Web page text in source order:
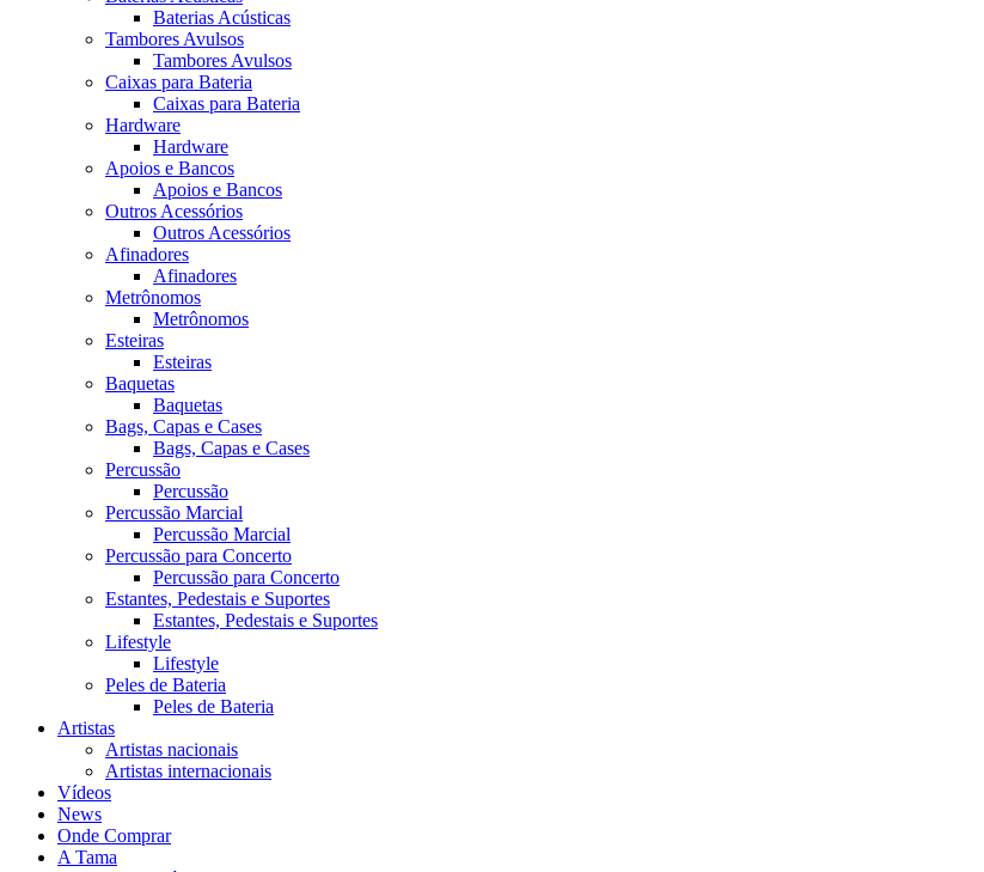
Baterias Acústicas
Tambores Avulsos
Tambores Avulsos
Caixas para Bateria
Caixas para Bateria
Hardware
Hardware
Apoios e Bancos
Apoios e Bancos
Outros Acessórios
Outros Acessórios
Afinadores
Afinadores
Metrônomos
Metrônomos
Esteiras
Esteiras
Baquetas
Baquetas
Bags, Capas e Cases
Bags, Capas e Cases
Percussão
Percussão
Percussão Marcial
Percussão Marcial
Percussão para Concerto
Percussão para Concerto
Estantes, Pedestais e Suportes
Estantes, Pedestais e Suportes
Lifestyle
Lifestyle
Peles de Bateria
Peles de Bateria
Artistas
Artistas nacionais
Artistas internacionais
Vídeos
News
Onde Comprar
A Tama